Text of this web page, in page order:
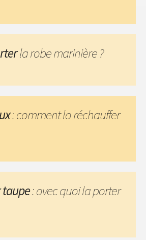
la robe marinière ?
: comment la réchauffer
taupe: avec quoi la porter